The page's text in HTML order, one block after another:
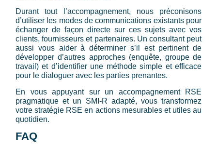
Durant tout l’accompagnement, nous préconisons
d’utiliser les modes de communications existants pour
échanger de façon directe sur ces sujets avec vos
clients, fournisseurs et partenaires. Un consultant peut
aussi vous aider à déterminer s’il est pertinent de
développer d’autres approches (enquête, groupe de
travail) et d’identifier une méthode simple et efficace
pour le dialoguer avec les parties prenantes.
En vous appuyant sur un accompagnement RSE
pragmatique et un SMI-R adapté, vous transformez
votre stratégie RSE en actions mesurables et utiles au
quotidien.
FAQ